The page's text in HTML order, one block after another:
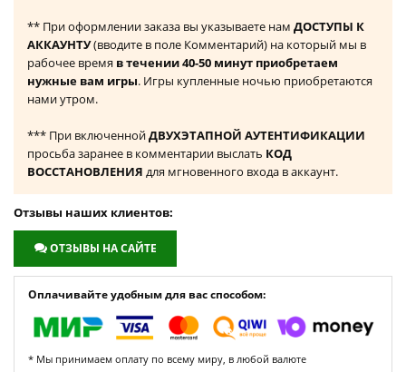
** При оформлении заказа вы указываете нам ДОСТУПЫ К
АККАУНТУ(вводите в поле Комментарий) на который мы в
рабочее время в течении 40-50 минут приобретаем
нужные вам игры. Игры купленные ночью приобретаются
нами утром.
*** При включеннойДВУХЭТАПНОЙ АУТЕНТИФИКАЦИИ
просьба заранее в комментарии выслать КОД
ВОССТАНОВЛЕНИЯ для мгновенного входа в аккаунт.
Отзывы наших клиентов:
ОТЗЫВЫ НА САЙТЕ
Оплачивайте удобным для вас способом:
* Мы принимаем оплату по всему миру, в любой валюте